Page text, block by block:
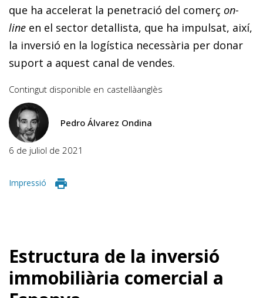
que ha accelerat la penetració del comerç on-
line en el sector detallista, que ha impulsat, així,
la inversió en la logística necessària per donar
suport a aquest canal de vendes.
Contingut disponible en castellàanglès
Pedro Álvarez Ondina
6 de juliol de 2021
Impressió
Estructura de la inversió
immobiliària comercial a